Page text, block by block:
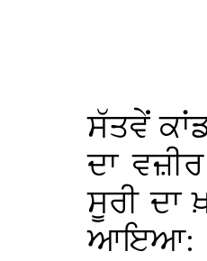
ਸੱਤਵੇਂ
ਦਾ
ਸੂਰੀ ਦਾ
ਆਇਆ: